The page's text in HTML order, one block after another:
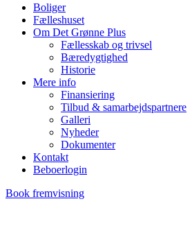
Boliger
Fælleshuset
Om Det Grønne Plus
Fællesskab og trivsel
Bæredygtighed
Historie
Mere info
Finansiering
Tilbud & samarbejdspartnere
Galleri
Nyheder
Dokumenter
Kontakt
Beboerlogin
Book fremvisning